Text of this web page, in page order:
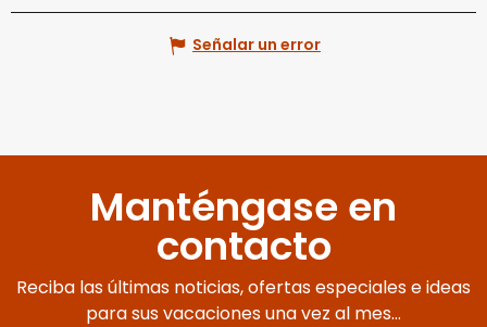
Señalar un error
Manténgase en
contacto
Reciba las últimas noticias, ofertas especiales e ideas
para sus vacaciones una vez al mes...